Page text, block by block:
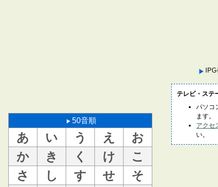
50音順
あ い う え
お
か
き く け
こ
さ
し す せ
そ
テレビ・ステ
パソコ
ます。
アクセ
い。